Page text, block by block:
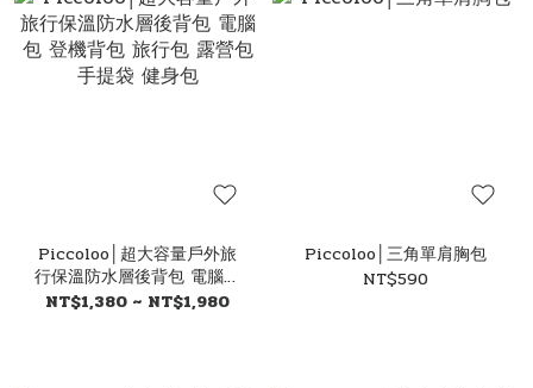
Piccoloo│超大容量戶外旅
行保溫防水層後背包 電腦包
登機背包 旅行包 露營包 手
NT$1,380 ~ NT$1,980
Piccoloo│三角單肩胸包
NT$590